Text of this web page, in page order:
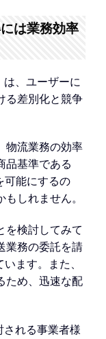
は業務効率
、ユーザーに
る差別化と競争
物流業務の効率
品基準である
可能にするの
しれません。
を検討してみて
業務の委託を請
ます。また、
ため、迅速な配
れる事業者様